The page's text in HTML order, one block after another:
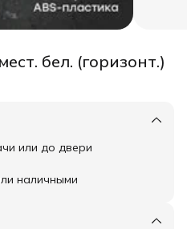
бел. (горизонт.)
или до двери
наличными